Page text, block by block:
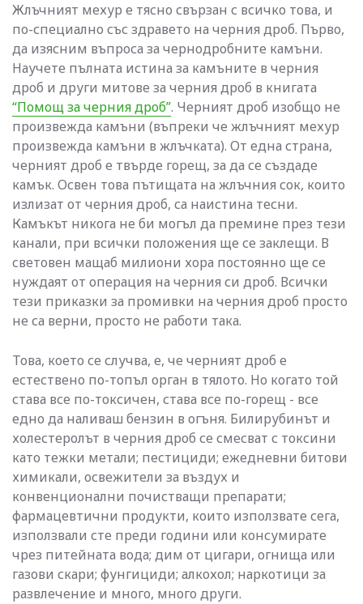
Жлъчният мехур е тясно свързан с всичко това, и
по-специално със здравето на черния дроб. Първо,
да изясним въпроса за чернодробните камъни.
Научете пълната истина за камъните в черния
дроб и други митове за черния дроб в книгата
“Помощ за черния дроб”. Черният дроб изобщо не
произвежда камъни (въпреки че жлъчният мехур
произвежда камъни в жлъчката). От една страна,
черният дроб е твърде горещ, за да се създаде
камък. Освен това пътищата на жлъчния сок, които
излизат от черния дроб, са наистина тесни.
Камъкът никога не би могъл да премине през тези
канали, при всички положения ще се заклещи. В
световен мащаб милиони хора постоянно ще се
нуждаят от операция на черния си дроб. Всички
тези приказки за промивки на черния дроб просто
не са верни, просто не работи така.
Това, което се случва, е, че черният дроб е
естествено по-топъл орган в тялото. Но когато той
става все по-токсичен, става все по-горещ - все
едно да наливаш бензин в огъня. Билирубинът и
холестеролът в черния дроб се смесват с токсини
като тежки метали; пестициди; ежедневни битови
химикали, освежители за въздух и
конвенционални почистващи препарати;
фармацевтични продукти, които използвате сега,
използвали сте преди години или консумирате
чрез питейната вода; дим от цигари, огнища или
газови скари; фунгициди; алкохол; наркотици за
развлечение и много, много други.